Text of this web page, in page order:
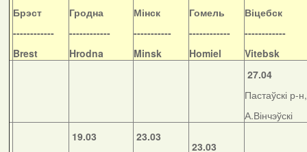
Брэст
------------
Brest
Гродна
------------
Hrodna
Мінск
-----------
Minsk
Гомель
------------
Homiel
Віцебск
------------
Vitebsk
27.04
Пастаўскі р-н,
А.Вінчэўскі
19.03
23.03
23.03